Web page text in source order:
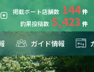
掲載ボート店舗数 144
釣果投稿数 5,423
ガイド情報